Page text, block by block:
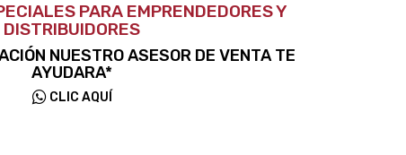
PARA EMPRENDEDORES Y
DISTRIBUIDORES
NUESTRO ASESOR DE VENTA TE
AYUDARA*
CLIC AQUÍ